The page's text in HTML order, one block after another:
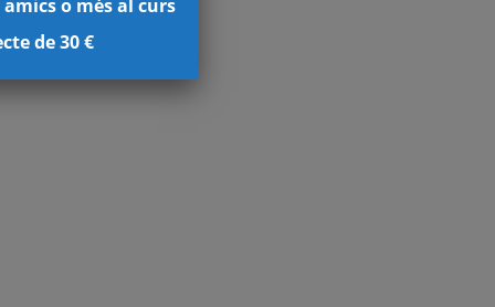
o més al curs
de 30 €